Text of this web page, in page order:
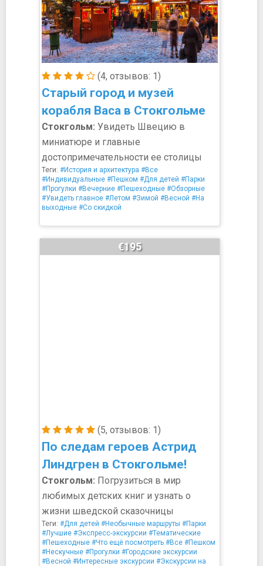
(4, отзывов: 1)
Старый город и музей
корабля Васа в Стокгольме
Стокгольм: Увидеть Швецию в
миниатюре и главные
достопримечательности ее столицы
Теги: #История и архитектура #Все
#Индивидуальные #Пешком #Для детей #Парки
#Прогулки #Вечерние #Пешеходные #Обзорные
#Увидеть главное #Летом #Зимой #Весной #На
выходные #Со скидкой
(5, отзывов: 1)
По следам героев Астрид
Линдгрен в Стокгольме!
€195
Стокгольм: Погрузиться в мир
любимых детских книг и узнать о
жизни шведской сказочницы
Теги: #Для детей #Необычные маршруты #Парки
#Лучшие #Экспресс-экскурсии #Тематические
#Пешеходные #Что ещё посмотреть #Все #Пешком
#Нескучные #Прогулки #Городские экскурсии
#Весной #Интересные экскурсии #Экскурсии на